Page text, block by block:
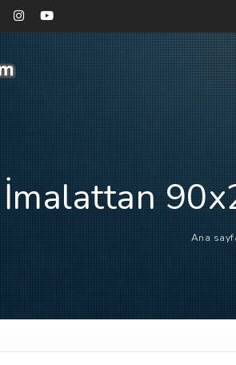
İmalattan
Ana